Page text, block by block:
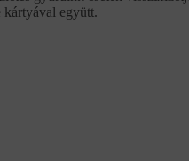
kártyával együtt.